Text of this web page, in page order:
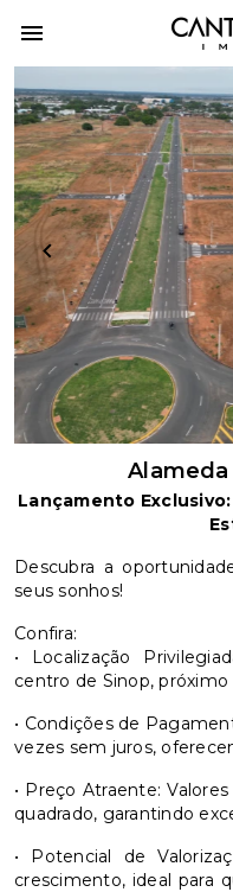
of
Alameda
Lançamento
Descubra a
seus sonhos!
Confira:
• Localização
centro de Sinop, próximo
• Condições de
vezes sem juros,
• Preço Atraente:
quadrado, garantindo
• Potencial de
crescimento, ideal para